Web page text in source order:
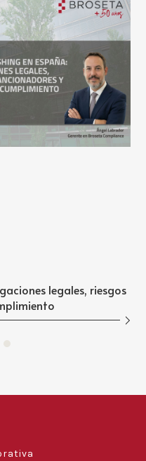
legales, riesgos